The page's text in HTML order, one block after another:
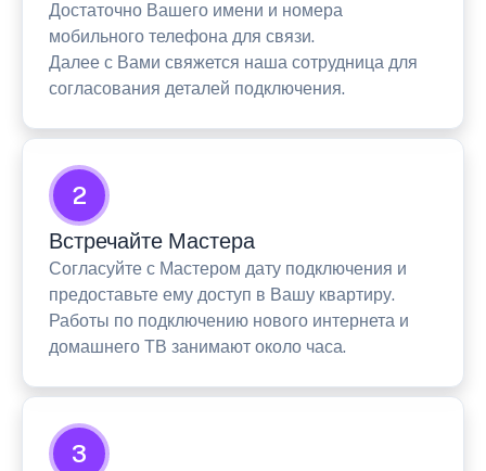
Достаточно Вашего имени и номера
мобильного телефона для связи.
Далее с Вами свяжется наша сотрудница для
согласования деталей подключения.
2
Встречайте Мастера
Согласуйте с Мастером дату подключения и
предоставьте ему доступ в Вашу квартиру.
Работы по подключению нового интернета и
домашнего ТВ занимают около часа.
3